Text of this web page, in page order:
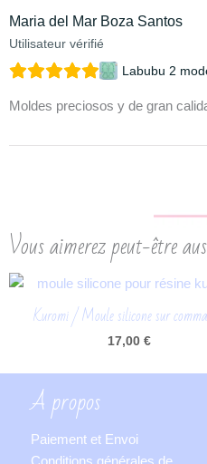
Maria del Mar Boza Santos
Utilisateur vérifié
Labubu 2
Moldes preciosos y de gran
Vous aimerez peut-être
Kuromi / Moule silicone sur
17,00 €
A propos
Paiement et Envoi
Conditions générales de